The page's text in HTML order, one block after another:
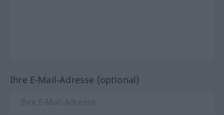
Ihre E-Mail-Adresse (optional)